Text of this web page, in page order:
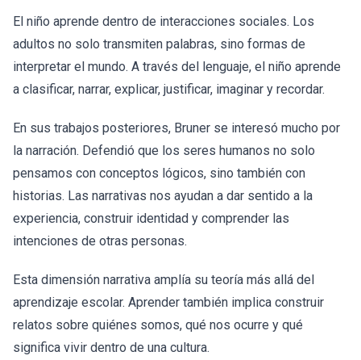
El niño aprende dentro de interacciones sociales. Los
adultos no solo transmiten palabras, sino formas de
interpretar el mundo. A través del lenguaje, el niño aprende
a clasificar, narrar, explicar, justificar, imaginar y recordar.
En sus trabajos posteriores, Bruner se interesó mucho por
la narración. Defendió que los seres humanos no solo
pensamos con conceptos lógicos, sino también con
historias. Las narrativas nos ayudan a dar sentido a la
experiencia, construir identidad y comprender las
intenciones de otras personas.
Esta dimensión narrativa amplía su teoría más allá del
aprendizaje escolar. Aprender también implica construir
relatos sobre quiénes somos, qué nos ocurre y qué
significa vivir dentro de una cultura.